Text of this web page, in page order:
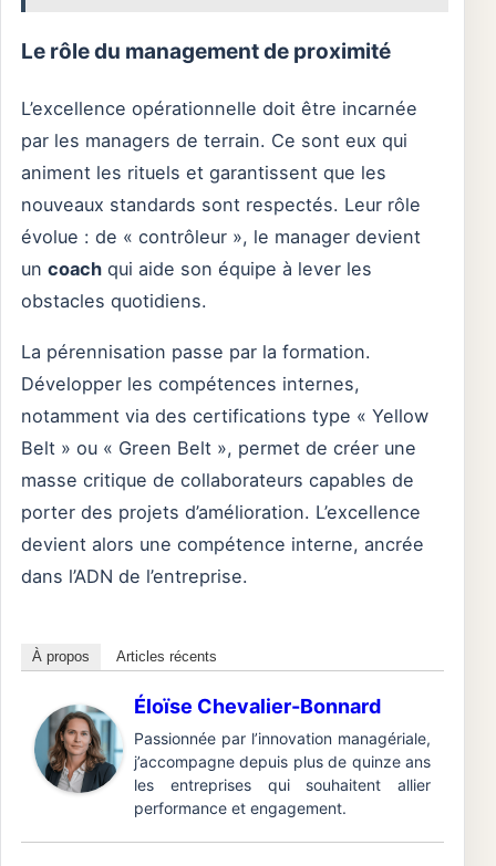
Le rôle du management de proximité
L’excellence opérationnelle doit être incarnée
par les managers de terrain. Ce sont eux qui
animent les rituels et garantissent que les
nouveaux standards sont respectés. Leur rôle
évolue : de « contrôleur », le manager devient
un coach qui aide son équipe à lever les
obstacles quotidiens.
La pérennisation passe par la formation.
Développer les compétences internes,
notamment via des certifications type « Yellow
Belt » ou « Green Belt », permet de créer une
masse critique de collaborateurs capables de
porter des projets d’amélioration. L’excellence
devient alors une compétence interne, ancrée
dans l’ADN de l’entreprise.
À propos Articles récents
Éloïse Chevalier-Bonnard
Passionnée par l’innovation managériale,
j’accompagne depuis plus de quinze ans
les entreprises qui souhaitent allier
performance et engagement.